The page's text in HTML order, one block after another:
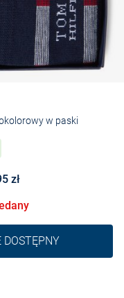
w paski
zł
DOSTĘPNY